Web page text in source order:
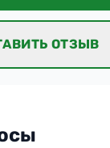
ОТЗЫВ